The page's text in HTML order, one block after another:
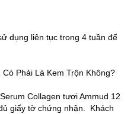
dụng liên tục trong 4 tuần để
Phải Là Kem Trộn Không?
Collagen tươi Ammud 12
giấy tờ chứng nhận. Khách